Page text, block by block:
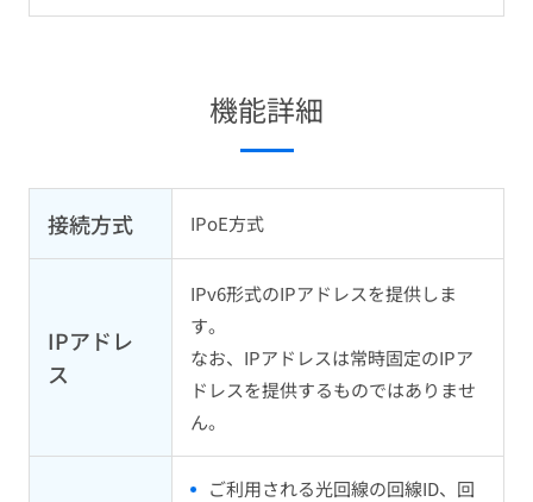
機能詳細
接続方式 IPoE方式
IPアドレ
ス
IPv6形式のIPアドレスを提供しま
す。
なお、IPアドレスは常時固定のIPア
ドレスを提供するものではありませ
ん。
ご利用される光回線の回線ID、回